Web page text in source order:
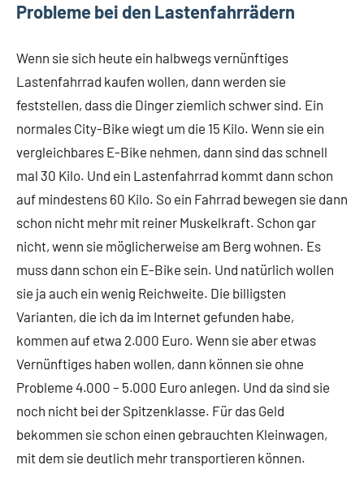
Probleme bei den Lastenfahrrädern
Wenn sie sich heute ein halbwegs vernünftiges
Lastenfahrrad kaufen wollen, dann werden sie
feststellen, dass die Dinger ziemlich schwer sind. Ein
normales City-Bike wiegt um die 15 Kilo. Wenn sie ein
vergleichbares E-Bike nehmen, dann sind das schnell
mal 30 Kilo. Und ein Lastenfahrrad kommt dann schon
auf mindestens 60 Kilo. So ein Fahrrad bewegen sie dann
schon nicht mehr mit reiner Muskelkraft. Schon gar
nicht, wenn sie möglicherweise am Berg wohnen. Es
muss dann schon ein E-Bike sein. Und natürlich wollen
sie ja auch ein wenig Reichweite. Die billigsten
Varianten, die ich da im Internet gefunden habe,
kommen auf etwa 2.000 Euro. Wenn sie aber etwas
Vernünftiges haben wollen, dann können sie ohne
Probleme 4.000 – 5.000 Euro anlegen. Und da sind sie
noch nicht bei der Spitzenklasse. Für das Geld
bekommen sie schon einen gebrauchten Kleinwagen,
mit dem sie deutlich mehr transportieren können.